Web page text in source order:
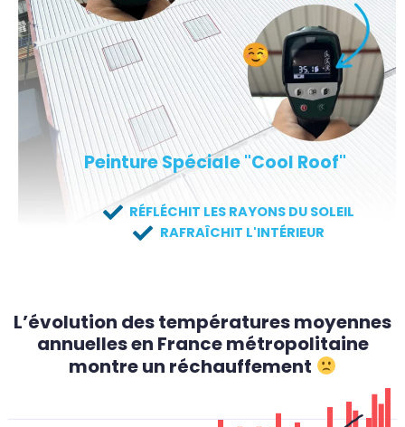
Peinture Spéciale "Cool Roof"
RÉFLÉCHIT LES RAYONS DU SOLEIL
RAFRAÎCHIT L'INTÉRIEUR
L’évolution des températures moyennes
annuelles en France métropolitaine
montre un réchauffement